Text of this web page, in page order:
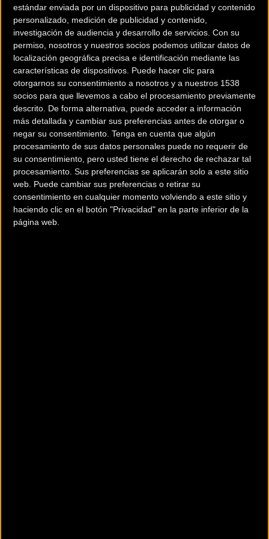
estándar enviada por un dispositivo para publicidad y contenido
personalizado, medición de publicidad y contenido,
investigación de audiencia y desarrollo de servicios. Con su
permiso, nosotros y nuestros socios podemos utilizar datos de
localización geográfica precisa e identificación mediante las
características de dispositivos. Puede hacer clic para
otorgarnos su consentimiento a nosotros y a nuestros 1538
socios para que llevemos a cabo el procesamiento previamente
descrito. De forma alternativa, puede acceder a información
más detallada y cambiar sus preferencias antes de otorgar o
negar su consentimiento. Tenga en cuenta que algún
procesamiento de sus datos personales puede no requerir de
su consentimiento, pero usted tiene el derecho de rechazar tal
procesamiento. Sus preferencias se aplicarán solo a este sitio
web. Puede cambiar sus preferencias o retirar su
consentimiento en cualquier momento volviendo a este sitio y
haciendo clic en el botón "Privacidad" en la parte inferior de la
página web.
cuatro etapas.
La etapa reina, que constaba de 80 kilometros y donde el
equipo Bull salió desde el inicio a intentar robar el liderato
a Mantecon, aprovechando la baza de tener al segundo y
tercer clasificado de la general en el equipo. Por momentos
Simon se convertía en líder virtual, ya que lograba
escaparse del primer pelotón. Pero poco a poco Sergio
Mantecón fue reduciendo la diferencia para darle caza y
aprovechar para escaparse y llegar en primera posición a
la meta y asegurar la victoria tanto en la etapa como en la
general.
Sergio Mantecón (Trek Factory Racing) se mostraba muy
contento al final la cuarta jornada “Es un placer repetir